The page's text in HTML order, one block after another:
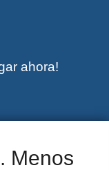
ahora!
Menos